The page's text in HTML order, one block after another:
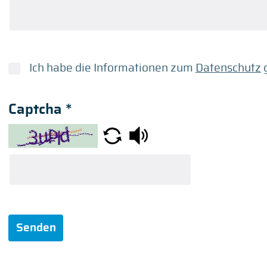
Ich habe die Informationen zum Datenschutz
Captcha *
Senden